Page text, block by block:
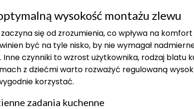
wysokość montażu zlewu
się od zrozumienia, co wpływa na
być na tyle nisko, by nie wymagał
Inne czynniki to wzrost użytkownika, rodzaj blatu
z dziećmi warto rozważyć regulowaną
korzystać.
zadania kuchenne